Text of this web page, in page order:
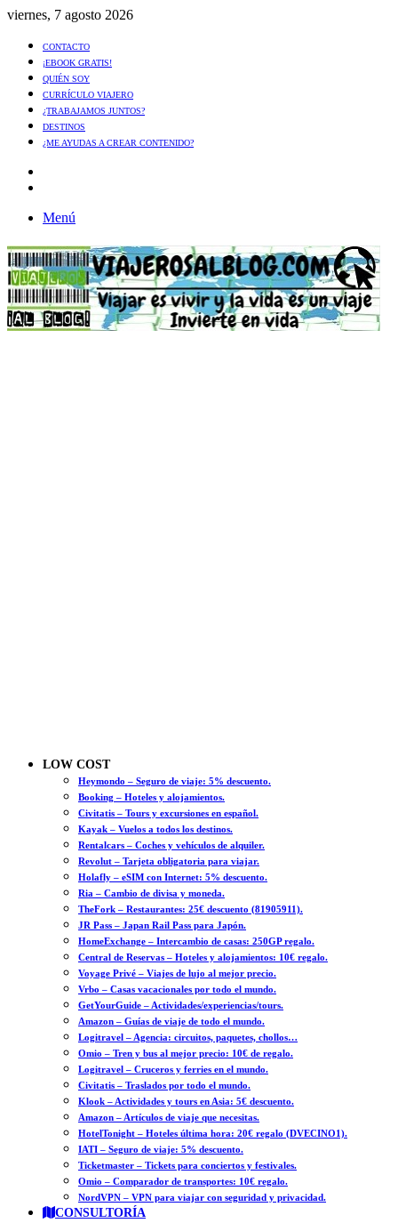
viernes, 7 agosto 2026
CONTACTO
¡EBOOK GRATIS!
QUIÉN SOY
CURRÍCULO VIAJERO
¿TRABAJAMOS JUNTOS?
DESTINOS
¿ME AYUDAS A CREAR CONTENIDO?
Menú
LOW COST
Heymondo – Seguro de viaje: 5% descuento.
Booking – Hoteles y alojamientos.
Civitatis – Tours y excursiones en español.
Kayak – Vuelos a todos los destinos.
Rentalcars – Coches y vehículos de alquiler.
Revolut – Tarjeta obligatoria para viajar.
Holafly – eSIM con Internet: 5% descuento.
Ria – Cambio de divisa y moneda.
TheFork – Restaurantes: 25€ descuento (81905911).
JR Pass – Japan Rail Pass para Japón.
HomeExchange – Intercambio de casas: 250GP regalo.
Central de Reservas – Hoteles y alojamientos: 10€ regalo.
Voyage Privé – Viajes de lujo al mejor precio.
Vrbo – Casas vacacionales por todo el mundo.
GetYourGuide – Actividades/experiencias/tours.
Amazon – Guías de viaje de todo el mundo.
Logitravel – Agencia: circuitos, paquetes, chollos…
Omio – Tren y bus al mejor precio: 10€ de regalo.
Logitravel – Cruceros y ferries en el mundo.
Civitatis – Traslados por todo el mundo.
Klook – Actividades y tours en Asia: 5€ descuento.
Amazon – Artículos de viaje que necesitas.
HotelTonight – Hoteles última hora: 20€ regalo (DVECINO1).
IATI – Seguro de viaje: 5% descuento.
Ticketmaster – Tickets para conciertos y festivales.
Omio – Comparador de transportes: 10€ regalo.
NordVPN – VPN para viajar con seguridad y privacidad.
CONSULTORÍA